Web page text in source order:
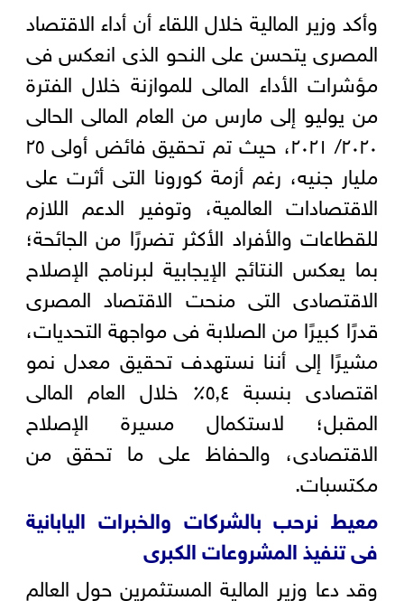
وأكد وزير المالية خلال اللقاء أن أداء الاقتصاد
المصرى يتحسن على النحو الذى انعكس فى
مؤشرات الأداء المالى للموازنة خلال الفترة
من يوليو إلى مارس من العام المالى الحالى
٢٠٢٠/ ٢٠٢١، حيث تم تحقيق فائض أولى ٢٥
مليار جنيه، رغم أزمة كورونا التى أثرت على
الاقتصادات العالمية، وتوفير الدعم اللازم
للقطاعات والأفراد الأكثر تضررًا من الجائحة؛
بما يعكس النتائج الإيجابية لبرنامج الإصلاح
الاقتصادى التى منحت الاقتصاد المصرى
قدرًا كبيرًا من الصلابة فى مواجهة التحديات،
مشيرًا إلى أننا نستهدف تحقيق معدل نمو
اقتصادى بنسبة ٥,٤٪ خلال العام المالى
المقبل؛ لاستكمال مسيرة الإصلاح
الاقتصادى، والحفاظ على ما تحقق من
مكتسبات.
معيط نرحب بالشركات والخبرات اليابانية
فى تنفيذ المشروعات الكبرى
وقد دعا وزير المالية المستثمرين حول العالم